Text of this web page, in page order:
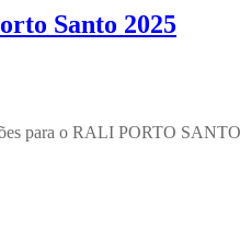
Santo 2025
para o RALI PORTO